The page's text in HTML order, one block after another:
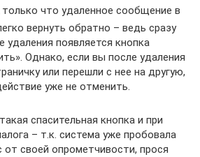
только что удаленное сообщение в
вернуть обратно – ведь сразу
удаления появляется кнопка
Однако, если вы после удаления
или перешли с нее на другую,
уже не отменить.
спасительная кнопка и при
– т.к. система уже пробовала
от своей опрометчивости, прося